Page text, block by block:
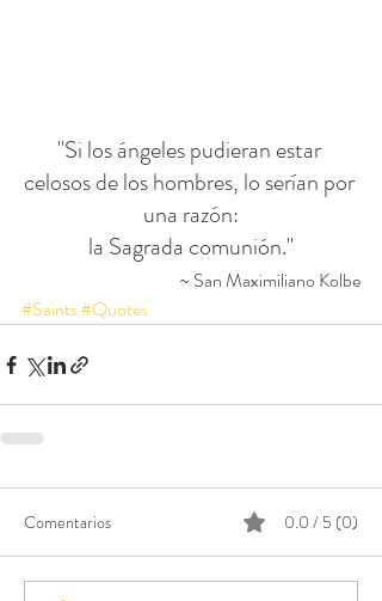
"Si los ángeles pudieran estar
celosos de los hombres, lo serían por
una razón:
la Sagrada comunión."
~ San Maximiliano Kolbe
#Saints#Quotes
Comentarios 0.0 / 5 (0)